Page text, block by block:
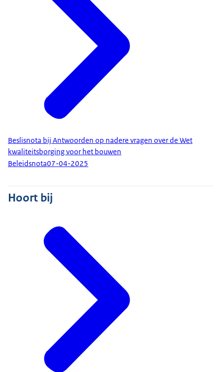
Beslisnota bij Antwoorden op nadere vragen over de Wet
kwaliteitsborging voor het bouwen
Beleidsnota07-04-2025
Hoort bij